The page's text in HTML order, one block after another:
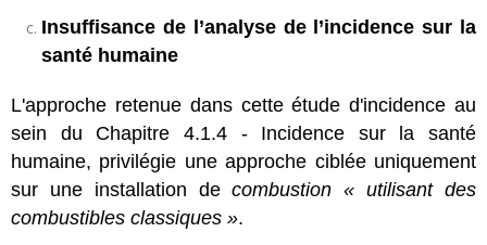
Insuffisance de l’analyse de l’incidence sur la
santé humaine
L'approche retenue dans cette étude d'incidence au
sein du Chapitre 4.1.4 - Incidence sur la santé
humaine, privilégie une approche ciblée uniquement
sur une installation decombustion « utilisant des
combustibles classiques ».